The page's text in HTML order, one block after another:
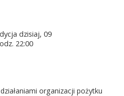
dzisiaj, 09
22:00
organizacji pożytku